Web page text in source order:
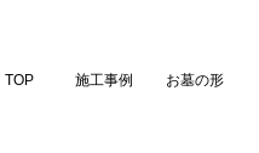
TOP 施工事例 お墓の形